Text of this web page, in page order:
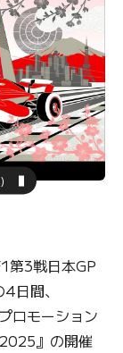
第3戦日本GP
日間、
ロモーション
』の開催